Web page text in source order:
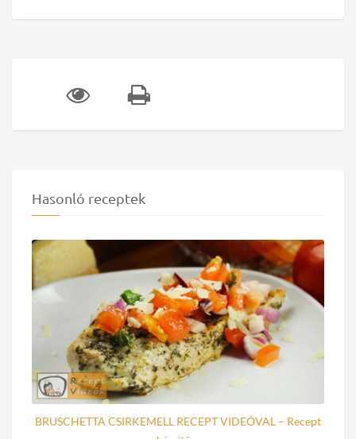
Hasonló receptek
BRUSCHETTA CSIRKEMELL RECEPT VIDEÓVAL – Recept